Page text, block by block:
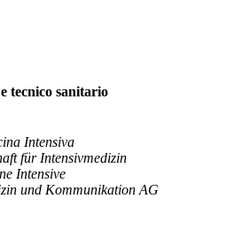
tecnico sanitario
Intensiva
für Intensivmedizin
Intensive
und Kommunikation AG